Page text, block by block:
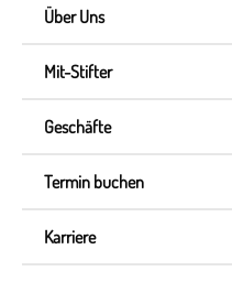
Über Uns
Mit-Stifter
Geschäfte
Termin buchen
Karriere